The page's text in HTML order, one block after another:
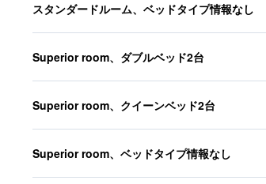
スタンダードルーム、ベッドタイプ情報なし
Superior room、ダブルベッド2台
Superior room、クイーンベッド2台
Superior room、ベッドタイプ情報なし